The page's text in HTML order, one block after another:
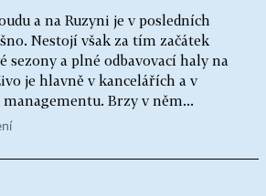
a na Ruzyni je v posledních
Nestojí však za tím začátek
sezony a plné odbavovací haly na
je hlavně v kancelářích a v
Brzy v něm...